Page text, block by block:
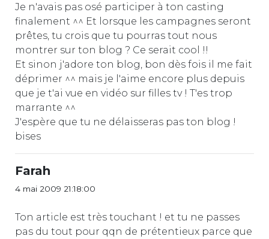
Je n'avais pas osé participer à ton casting
finalement ^^ Et lorsque les campagnes seront
prêtes, tu crois que tu pourras tout nous
montrer sur ton blog ? Ce serait cool !!
Et sinon j'adore ton blog, bon dès fois il me fait
déprimer ^^ mais je l'aime encore plus depuis
que je t'ai vue en vidéo sur filles tv ! T'es trop
marrante ^^
J'espère que tu ne délaisseras pas ton blog !
bises
Farah
4 mai 2009 21:18:00
Ton article est très touchant ! et tu ne passes
pas du tout pour qqn de prétentieux parce que